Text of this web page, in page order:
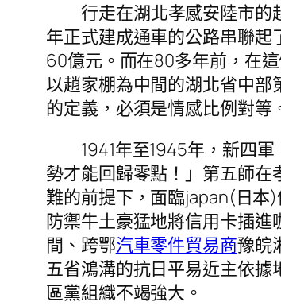
行走在湖北孝感安陸市的
年正式建成通車的公路串聯
60億元。而在80多年前，在
以趙家棚為中間的湖北省中
的定義，必須是情感比例對等
1941年至1945年，新四
勢才能回歸零點！」第五師
難的前提下，面臨japan(日本
防禦牛土豪猛地將信用卡插
間、跨鄂汽車零件貿易商豫皖
五省鴻溝的抗日平易近主依
區黨組織不竭強大。